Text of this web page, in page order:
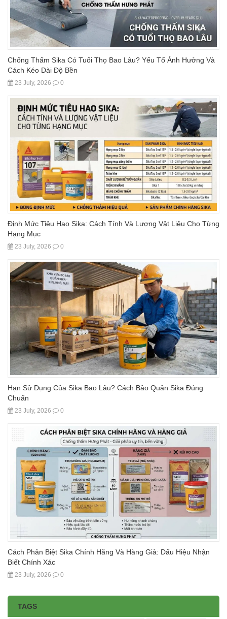
Chống Thấm Sika Có Tuổi Thọ Bao Lâu? Yếu Tố Ảnh Hưởng Và
Cách Kéo Dài Độ Bền
23 July, 2026 0
Định Mức Tiêu Hao Sika: Cách Tính Và Lượng Vật Liệu Cho Từng
Hạng Mục
23 July, 2026 0
Hạn Sử Dụng Của Sika Bao Lâu? Cách Bảo Quản Sika Đúng
Chuẩn
23 July, 2026 0
Cách Phân Biệt Sika Chính Hãng Và Hàng Giả: Dấu Hiệu Nhận
Biết Chính Xác
23 July, 2026 0
TAGS